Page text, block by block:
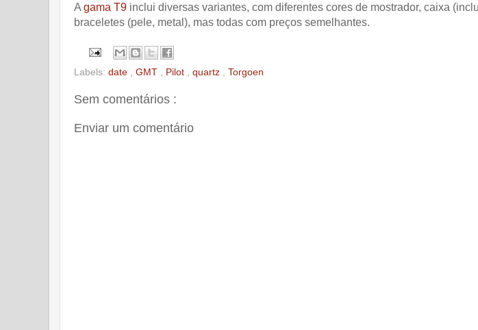
A gama T9 inclui diversas variantes, com diferentes cores de mostrador, caixa
braceletes (pele, metal), mas todas com preços semelhantes.
Labels: date GMT Pilot quartz Torgoen
Sem comentários :
Enviar um comentário